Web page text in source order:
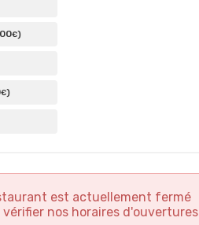
€)
€)
est actuellement fermé
vérifier nos horaires d'ouvertures